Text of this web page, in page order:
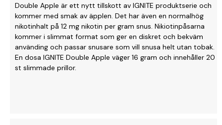
Double Apple är ett nytt tillskott av IGNITE produktserie och
kommer med smak av äpplen. Det har även en normalhög
nikotinhalt på 12 mg nikotin per gram snus. Nikiotinpåsarna
kommer i slimmat format som ger en diskret och bekväm
använding och passar snusare som vill snusa helt utan tobak.
En dosa IGNITE Double Apple väger 16 gram och innehåller 20
st slimmade prillor.